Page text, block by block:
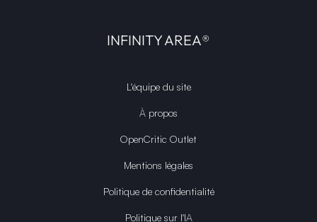
INFINITY AREA®
L'équipe du site
À propos
OpenCritic Outlet
Mentions légales
Politique de confidentialité
Politique sur l'IA